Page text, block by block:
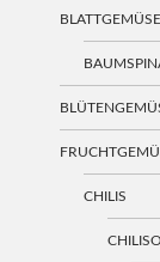
BLATTGEMÜSE
CHILIS